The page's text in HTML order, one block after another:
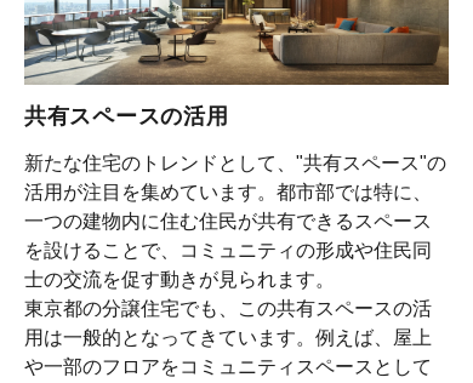
共有スペースの活用
新たな住宅のトレンドとして、"共有スペース"の
活用が注目を集めています。都市部では特に、
一つの建物内に住む住民が共有できるスペース
を設けることで、コミュニティの形成や住民同
士の交流を促す動きが見られます。
東京都の分譲住宅でも、この共有スペースの活
用は一般的となってきています。例えば、屋上
や一部のフロアをコミュニティスペースとして